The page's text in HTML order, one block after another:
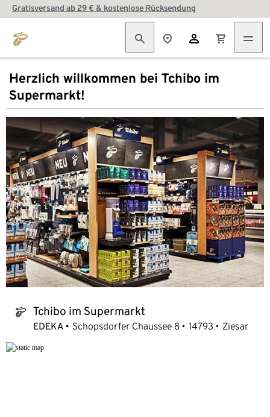
Gratisversand ab 29 € & kostenlose Rücksendung
Herzlich willkommen bei Tchibo im
Supermarkt!
tchibo_logo Tchibo im Supermarkt
EDEKA Schopsdorfer Chaussee 8 14793 Ziesar